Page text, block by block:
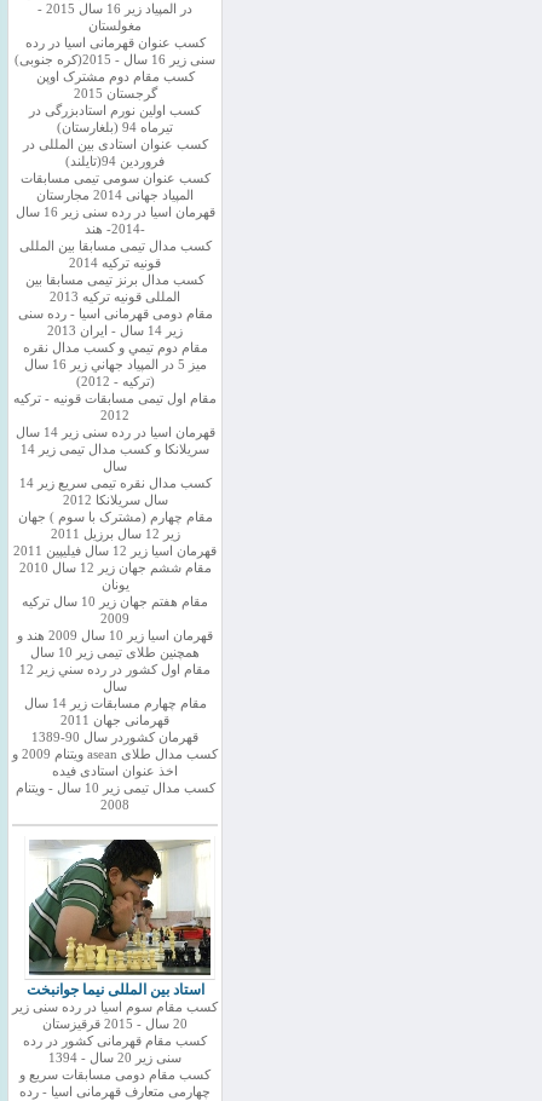
در المپیاد زیر 16 سال 2015 -
مغولستان
کسب عنوان قهرمانی اسیا در رده
سنی زیر 16 سال - 2015(کره جنوبی)
کسب مقام دوم مشترک اوپن
گرجستان 2015
کسب اولین نورم استادبزرگی در
تیرماه 94 (بلغارستان)
کسب عنوان استادی بین المللی در
فروردین 94(تایلند)
کسب عنوان سومی تیمی مسابقات
المپیاد جهانی 2014 مجارستان
قهرمان اسیا در رده سنی زیر 16 سال
-2014- هند
کسب مدال تیمی مسابقا بین المللی
قونیه ترکیه 2014
کسب مدال برنز تیمی مسابقا بین
المللی قونیه ترکیه 2013
مقام دومی قهرمانی اسیا - رده سنی
زیر 14 سال - ایران 2013
مقام دوم تيمي و كسب مدال نقره
ميز 5 در المپياد جهاني زير 16 سال
(تركيه - 2012)
مقام اول تیمی مسابقات قونیه - ترکیه
2012
قهرمان اسیا در رده سنی زیر 14 سال
سريلانكا و کسب مدال تیمی زیر 14
سال
کسب مدال نقره تیمی سریع زیر 14
سال سریلانکا 2012
مقام چهارم (مشترک با سوم ) جهان
زیر 12 سال برزیل 2011
قهرمان اسيا زير 12 سال فیلیپین 2011
مقام ششم جهان زیر 12 سال 2010
یونان
مقام هفتم جهان زیر 10 سال ترکیه
2009
قهرمان اسيا زیر 10 سال 2009 هند و
همچنین طلای تیمی زیر 10 سال
مقام اول كشور در رده سني زير 12
سال
مقام چهارم مسابقات زیر 14 سال
قهرمانی جهان 2011
قهرمان کشوردر سال 90-1389
کسب مدال طلای asean ویتنام 2009 و
اخذ عنوان استادی فیده
کسب مدال تیمی زیر 10 سال - ویتنام
2008
استاد بین المللی نیما جوانبخت
کسب مقام سوم اسیا در رده سنی زیر
20 سال - 2015 قرقیزستان
کسب مقام قهرمانی کشور در رده
سنی زیر 20 سال - 1394
کسب مقام دومی مسابقات سریع و
چهارمی متعارف قهرمانی اسیا - رده